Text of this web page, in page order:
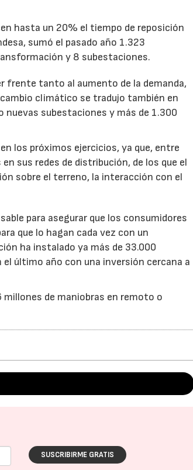
hasta un 20% el tiempo de reposición
sumó el pasado año 1.323
y 8 subestaciones.
frente tanto al aumento de la demanda,
climático se tradujo también en
subestaciones y más de 1.300
los próximos ejercicios, ya que, entre
sus redes de distribución, de los que el
sobre el terreno, la interacción con el
para asegurar que los consumidores
que lo hagan cada vez con un
ha instalado ya más de 33.000
último año con una inversión cercana a
millones de maniobras en remoto o
SUSCRIBIRME GRATIS
30/07/2026